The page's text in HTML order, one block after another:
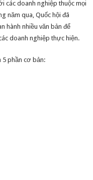
các doanh nghiệp thuộc mọi
năm qua, Quốc hội đã
hành nhiều văn bản để
doanh nghiệp thực hiện.
5 phần cơ bản: